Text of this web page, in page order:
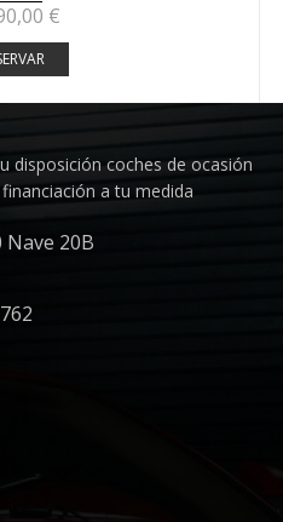
€
disposición coches de ocasión
a tu medida
Nave 20B